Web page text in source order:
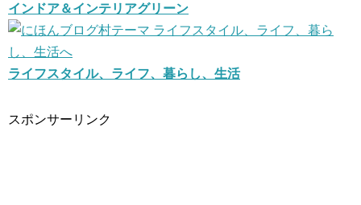
インドア＆インテリアグリーン
ライフスタイル、ライフ、暮らし、生活
スポンサーリンク